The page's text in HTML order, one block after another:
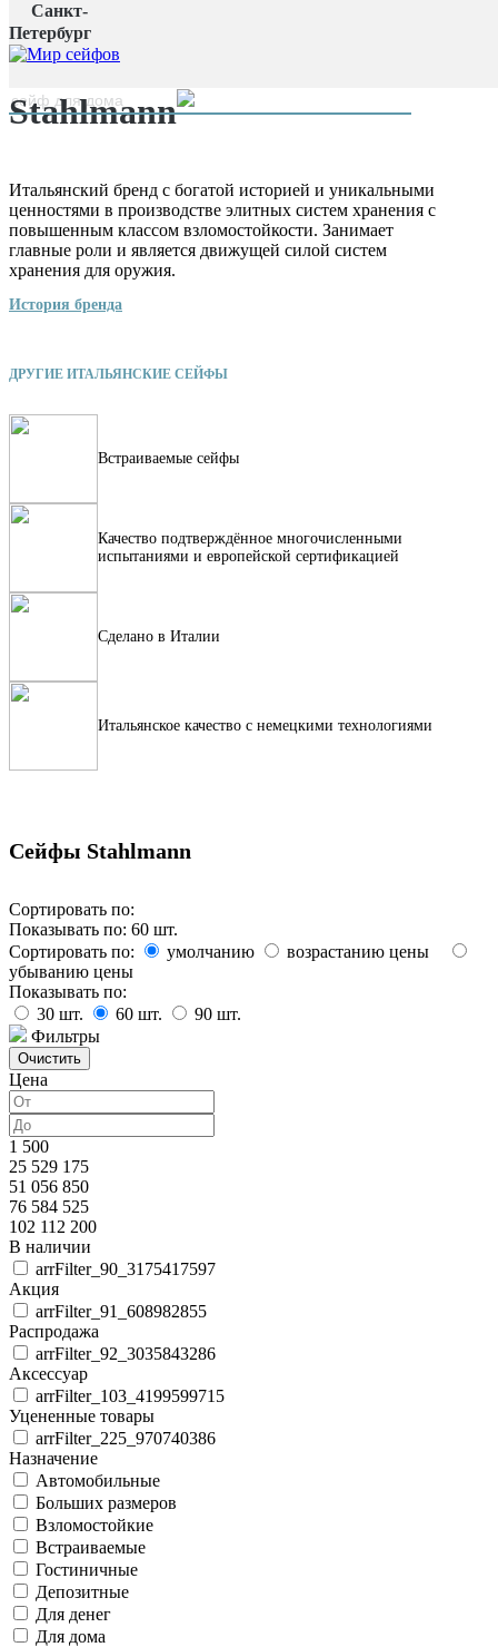
Санкт-
Петербург
Главная страница
Производители
Stahlmann
Stahlmann
Итальянский бренд с богатой историей и уникальными
ценностями в производстве элитных систем хранения с
повышенным классом взломостойкости. Занимает
главные роли и является движущей силой систем
хранения для оружия.
История бренда
ДРУГИЕ ИТАЛЬЯНСКИЕ СЕЙФЫ
Встраиваемые сейфы
Качество подтверждённое многочисленными
испытаниями и европейской сертификацией
Сделано в Италии
Итальянское качество с немецкими технологиями
Сейфы Stahlmann
Сортировать по:
Показывать по: 60 шт.
Сортировать по:
умолчанию
возрастанию цены
убыванию цены
Показывать по:
30 шт. 60 шт. 90 шт.
Фильтры
Цена
1 500
25 529 175
51 056 850
76 584 525
102 112 200
В наличии
arrFilter_90_3175417597
Акция
arrFilter_91_608982855
Распродажа
arrFilter_92_3035843286
Аксессуар
arrFilter_103_4199599715
Уцененные товары
arrFilter_225_970740386
Назначение
Автомобильные
Больших размеров
Взломостойкие
Встраиваемые
Гостиничные
Депозитные
Для денег
Для дома